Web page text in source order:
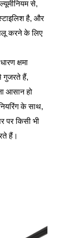
से,
है, और
करने के लिए
क्षमा
गुजरते हैं,
आसान हो
के साथ,
पर किसी भी
हैं।